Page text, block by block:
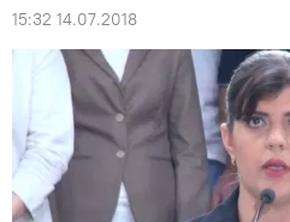
15:32 14.07.2018